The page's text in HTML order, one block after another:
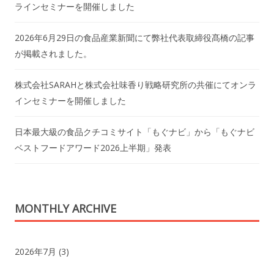
ラインセミナーを開催しました
2026年6月29日の食品産業新聞にて弊社代表取締役髙橋の記事
が掲載されました。
株式会社SARAHと株式会社味香り戦略研究所の共催にてオンラ
インセミナーを開催しました
日本最大級の食品クチコミサイト「もぐナビ」から「もぐナビ
ベストフードアワード2026上半期」発表
MONTHLY ARCHIVE
2026年7月 (3)